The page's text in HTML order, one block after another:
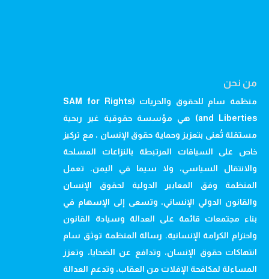
من نحن
منظمة سام للحقوق والحريات (SAM for Rights
and Liberties) هي مؤسسة حقوقية غير ربحية
مستقلة تُعنى بتعزيز وحماية حقوق الإنسان ، مع تركيز
خاص على السياقات المرتبطة بالنزاعات المسلحة
والانتقال السياسي، ولا سيما في اليمن. تعمل
المنظمة وفق المعايير الدولية لحقوق الإنسان
والقانون الدولي الإنساني، وتسعى إلى الإسهام في
بناء مجتمعات قائمة على العدالة وسيادة القانون
واحترام الكرامة الإنسانية. رسالة المنظمة توثق سام
انتهاكات حقوق الإنسان، وتدافع عن الضحايا، وتعزز
المساءلة لمكافحة الإفلات من العقاب، وتدعم العدالة